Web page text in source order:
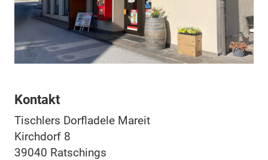
Kontakt
Tischlers Dorfladele Mareit
Kirchdorf 8
39040 Ratschings